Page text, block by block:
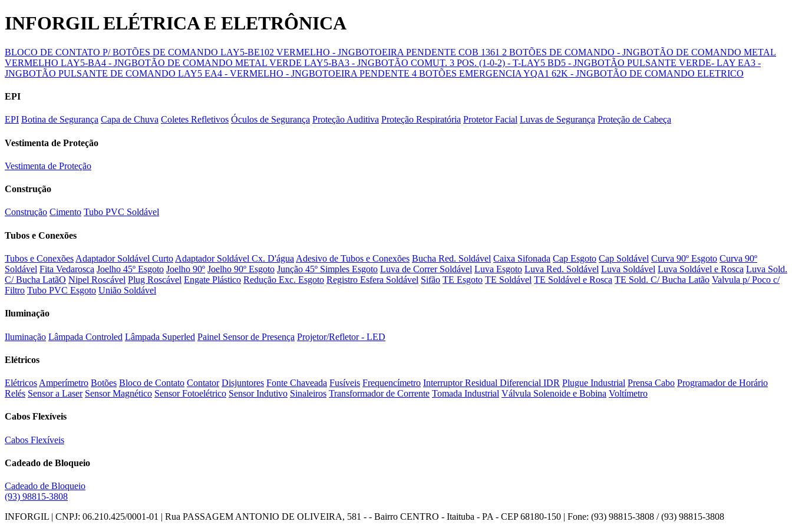
INFORGIL ELÉTRICA E ELETRÔNICA
BLOCO DE CONTATO P/ BOTÕES DE COMANDO LAY5-BE102 VERMELHO - JNGBOTOEIRA PENDENTE COB 1361 2 BOTÕES DE COMANDO - JNGBOTÃO DE COMANDO METAL
VERMELHO LAY5-BA4 - JNGBOTÃO DE COMANDO METAL VERDE LAY5-BA3 - JNGBOTÃO COMUT. 3 POS. (1-0-2) - T-LAY5 BD5 - JNGBOTÃO PULSANTE VERDE- LAY EA3 -
JNGBOTÃO PULSANTE DE COMANDO LAY5 EA4 - VERMELHO - JNGBOTOEIRA PENDENTE 4 BOTÕES EMERGENCIA YQA1 62K - JNGBOTÃO DE COMANDO ELETRICO
EPI
EPI Botina de Segurança Capa de Chuva Coletes Refletivos Óculos de Segurança Proteção Auditiva Proteção Respiratória Protetor Facial Luvas de Segurança Proteção de Cabeça
Vestimenta de Proteção
Vestimenta de Proteção
Construção
Construção Cimento Tubo PVC Soldável
Tubos e Conexões
Tubos e Conexões Adaptador Soldável Curto Adaptador Soldável Cx. D'água Adesivo de Tubos e Conexões Bucha Red. Soldável Caixa Sifonada Cap Esgoto Cap Soldável Curva 90º Esgoto Curva 90º
Soldável Fita Vedarosca Joelho 45º Esgoto Joelho 90º Joelho 90º Esgoto Junção 45º Simples Esgoto Luva de Correr Soldável Luva Esgoto Luva Red. Soldável Luva Soldável Luva Soldável e Rosca Luva Sold.
C/ Bucha LatãO Nipel Roscável Plug Roscável Engate Plástico Redução Exc. Esgoto Registro Esfera Soldável Sifão TE Esgoto TE Soldável TE Soldável e Rosca TE Sold. C/ Bucha Latão Valvula p/ Poco c/
Filtro Tubo PVC Esgoto União Soldável
Iluminação
Iluminação Lâmpada Controled Lâmpada Superled Painel Sensor de Presença Projetor/Refletor - LED
Elétricos
Elétricos Amperímetro Botões Bloco de Contato Contator Disjuntores Fonte Chaveada Fusíveis Frequencímetro Interruptor Residual Diferencial IDR Plugue Industrial Prensa Cabo Programador de Horário
Relés Sensor a Laser Sensor Magnético Sensor Fotoelétrico Sensor Indutivo Sinaleiros Transformador de Corrente Tomada Industrial Válvula Solenoide e Bobina Voltímetro
Cabos Flexíveis
Cabos Flexíveis
Cadeado de Bloqueio
Cadeado de Bloqueio
(93) 98815-3808
INFORGIL | CNPJ: 06.210.425/0001-01 | Rua PASSAGEM ANTONIO DE OLIVEIRA, 581 - - Bairro CENTRO - Itaituba - PA - CEP 68180-150 | Fone: (93) 98815-3808 / (93) 98815-3808